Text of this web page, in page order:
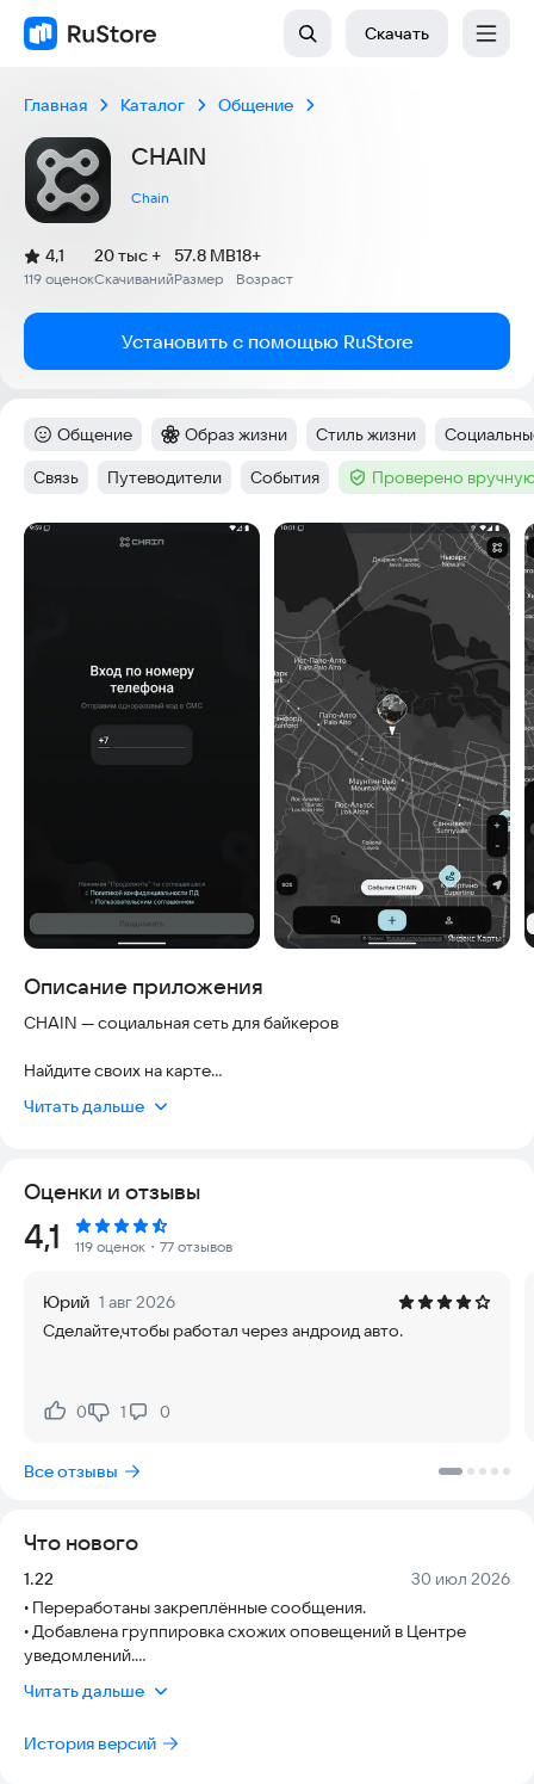
Скачать
Главная Каталог Общение
CHAIN
Chain
Рейтинг:
4,1
(
119 оценок
)
Скачиваний
20 тыс +
Размер
57.8 MB
Возраст
18+
Установить с помощью RuStore
Категория:
Общение Категория:
Образ жизни Тег:
Стиль жизни Тег:
Тег:
Связь Тег:
Путеводители Тег:
События Тег :Проверено
Скриншоты
Описание приложения
CHAIN — социальная сеть для байкеров
Найдите своих на карте
Ищите попутчиков или делитесь своими поездками.
Расскажите о себе и своем гараже. Добавляйте мотоциклы с
фотографиями. Другие байкеры увидят ваш стиль и технику.
Чаты для байкеров
• Групповые чаты для мотопоездок
• Быстрое добавление в друзья
Создавайте одиночные или парные маршруты с точками
остановок. Система запишет весь путь и остановки.
SOS — экстренная помощь
делом.
• Добавляйте все свои байки
• Показывайте другим свой стиль
• Находите владельцев похожих моделей
• Байкеры рядом
Читать дальше
Оценки и отзывы
Рейтинг:
4,1 119 оценок ・77 отзывов
Юрий 1 авг 2026
Сделайте,чтобы работал через андроид авто.
Нравится:
0Не нравится:
1 0
Все отзывы
Что нового
Версия:
1.22 Дата:
30 июл 2026
• Переработаны закреплённые сообщения.
• Добавлена группировка схожих оповещений в Центре
уведомлений.
Читать дальше
История версий